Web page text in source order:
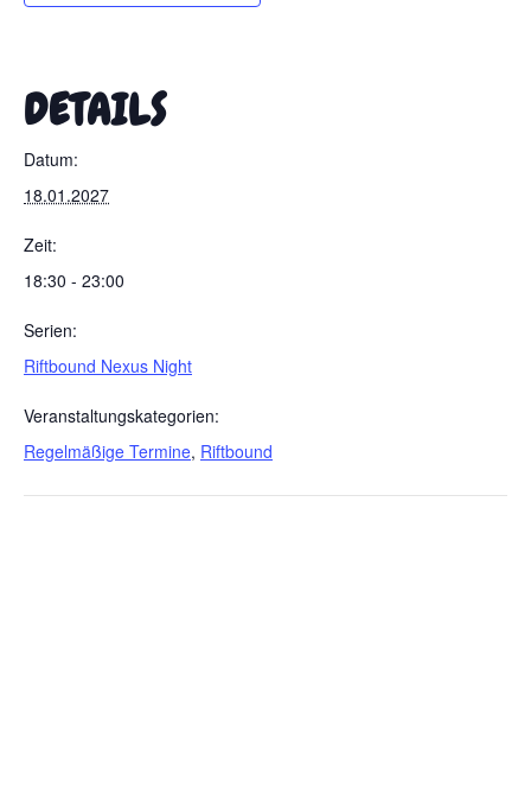
DETAILS
Datum:
18.01.2027
Zeit:
18:30 - 23:00
Serien:
Riftbound Nexus Night
Veranstaltungskategorien:
Regelmäßige Termine, Riftbound